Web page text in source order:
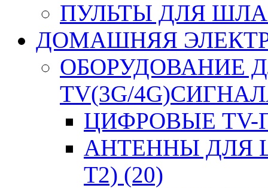
ПУЛЬТЫ ДЛЯ
ДОМАШНЯЯ
ОБОРУДОВАНИЕ
TV(3G/
ЦИФРОВЫЕ TV-
АНТЕННЫ ДЛЯ
T2) (20)